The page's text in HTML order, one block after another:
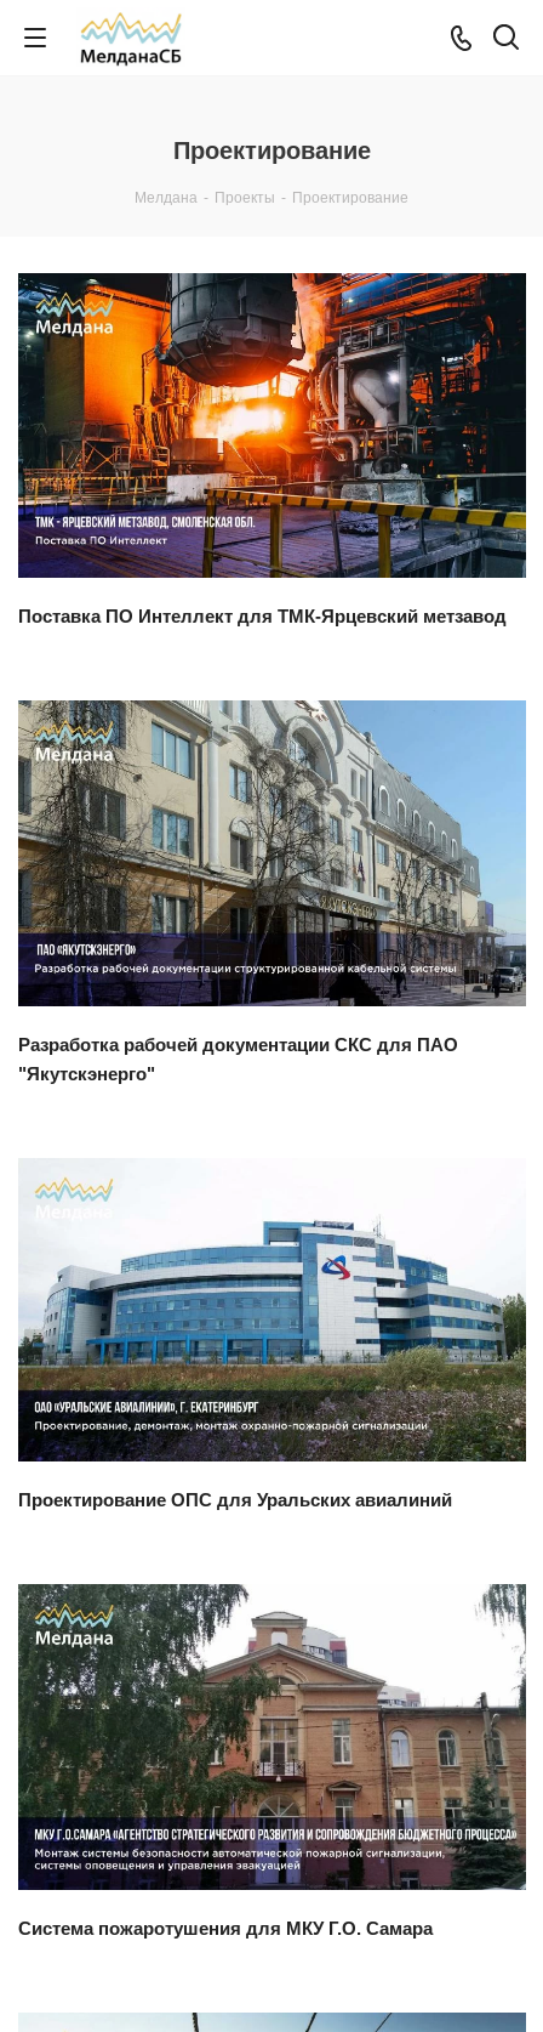
Проектирование
Мелдана - Проекты - Проектирование
Смотреть проект
Поставка ПО Интеллект для ТМК-Ярцевский метзавод
Смотреть проект
Разработка рабочей документации СКС для ПАО
"Якутскэнерго"
Смотреть проект
Проектирование ОПС для Уральских авиалиний
Смотреть проект
Система пожаротушения для МКУ Г.О. Самара